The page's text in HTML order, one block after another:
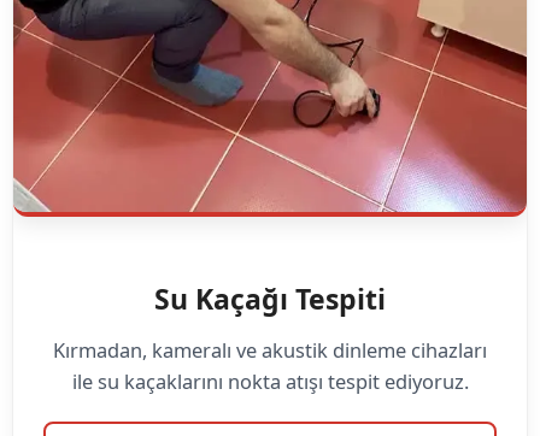
Su Kaçağı Tespiti
Kırmadan, kameralı ve akustik dinleme cihazları
ile su kaçaklarını nokta atışı tespit ediyoruz.